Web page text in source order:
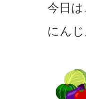
今日
にん